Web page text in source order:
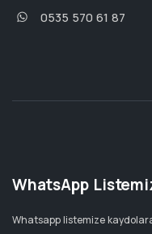
0535 570 61 87
WhatsApp
Whatsapp listemize